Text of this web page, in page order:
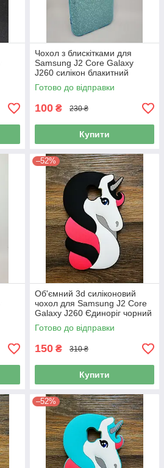
Чохол з блискітками для
Samsung J2 Core Galaxy
J260 силікон блакитний
Готово до відправки
100 ₴ 230 ₴
Купити
–52%
Об'ємний 3d силіконовий
чохол для Samsung J2 Core
Galaxy J260 Єдиноріг чорний
Готово до відправки
150 ₴ 310 ₴
Купити
–52%